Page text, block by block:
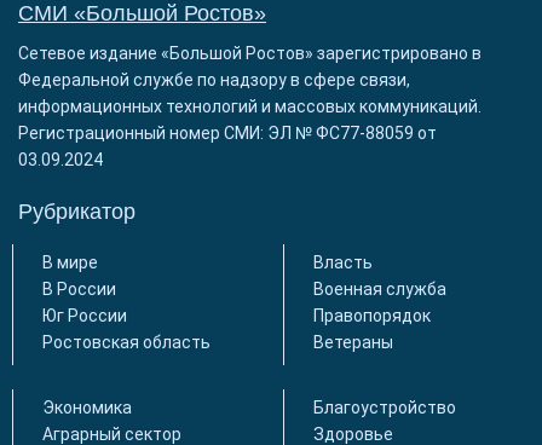
СМИ «Большой Ростов»
Сетевое издание «Большой Ростов» зарегистрировано в
Федеральной службе по надзору в сфере связи,
информационных технологий и массовых коммуникаций.
Регистрационный номер СМИ: ЭЛ № ФС77-88059 от
03.09.2024
Рубрикатор
В мире
В России
Юг России
Ростовская область
Власть
Военная служба
Правопорядок
Ветераны
Экономика
Аграрный сектор
Благоустройство
Здоровье